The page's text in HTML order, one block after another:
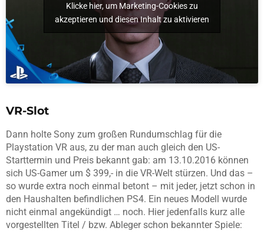
Klicke hier, um Marketing-Cookies zu
akzeptieren und diesen Inhalt zu aktivieren
VR-Slot
Dann holte Sony zum großen Rundumschlag für die
Playstation VR aus, zu der man auch gleich den US-
Starttermin und Preis bekannt gab: am 13.10.2016 können
sich US-Gamer um $ 399,- in die VR-Welt stürzen. Und das –
so wurde extra noch einmal betont – mit jeder, jetzt schon in
den Haushalten befindlichen PS4. Ein neues Modell wurde
nicht einmal angekündigt … noch. Hier jedenfalls kurz alle
vorgestellten Titel / bzw. Ableger schon bekannter Spiele: